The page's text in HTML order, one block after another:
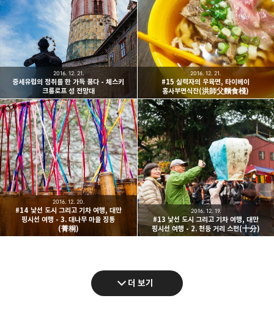
중세유럽의 정취를 한 가득 품다 - 체스키
크룸로프 성 전망대
2016. 12. 21.
#15 실력자의 우육면, 타이베이
홍사부면식잔(洪師父麵食棧)
2016. 12. 21.
#14 낯선 도시 그리고 기차 여행, 대만
핑시선 여행 - 3. 대나무 마을 징통
(菁桐)
2016. 12. 20.
#13 낯선 도시 그리고 기차 여행, 대만
핑시선 여행 - 2. 천등 거리 스펀(十分)
2016. 12. 19.
더 보기